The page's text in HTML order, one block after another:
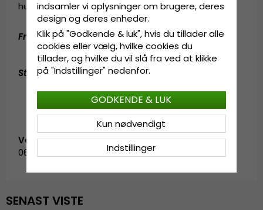
hundrede år siden.
Fremstillet af:100% papirstrå
Størrelsesinformation:One size
Vare-ID:
0619739.1.garda.amidala.black
SENAST VISTE
indsamler vi oplysninger om brugere, deres
design og deres enheder.
Klik på "Godkende & luk", hvis du tillader alle
cookies eller vælg, hvilke cookies du
tillader, og hvilke du vil slå fra ved at klikke
på "Indstillinger" nedenfor.
Indstillinger
Kun nødvendigt
GODKENDE & LUK